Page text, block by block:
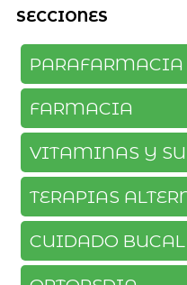
SECCIONES
PARAFARMACIA
FARMACIA
VITAMINAS Y
TERAPIAS
CUIDADO BUCAL